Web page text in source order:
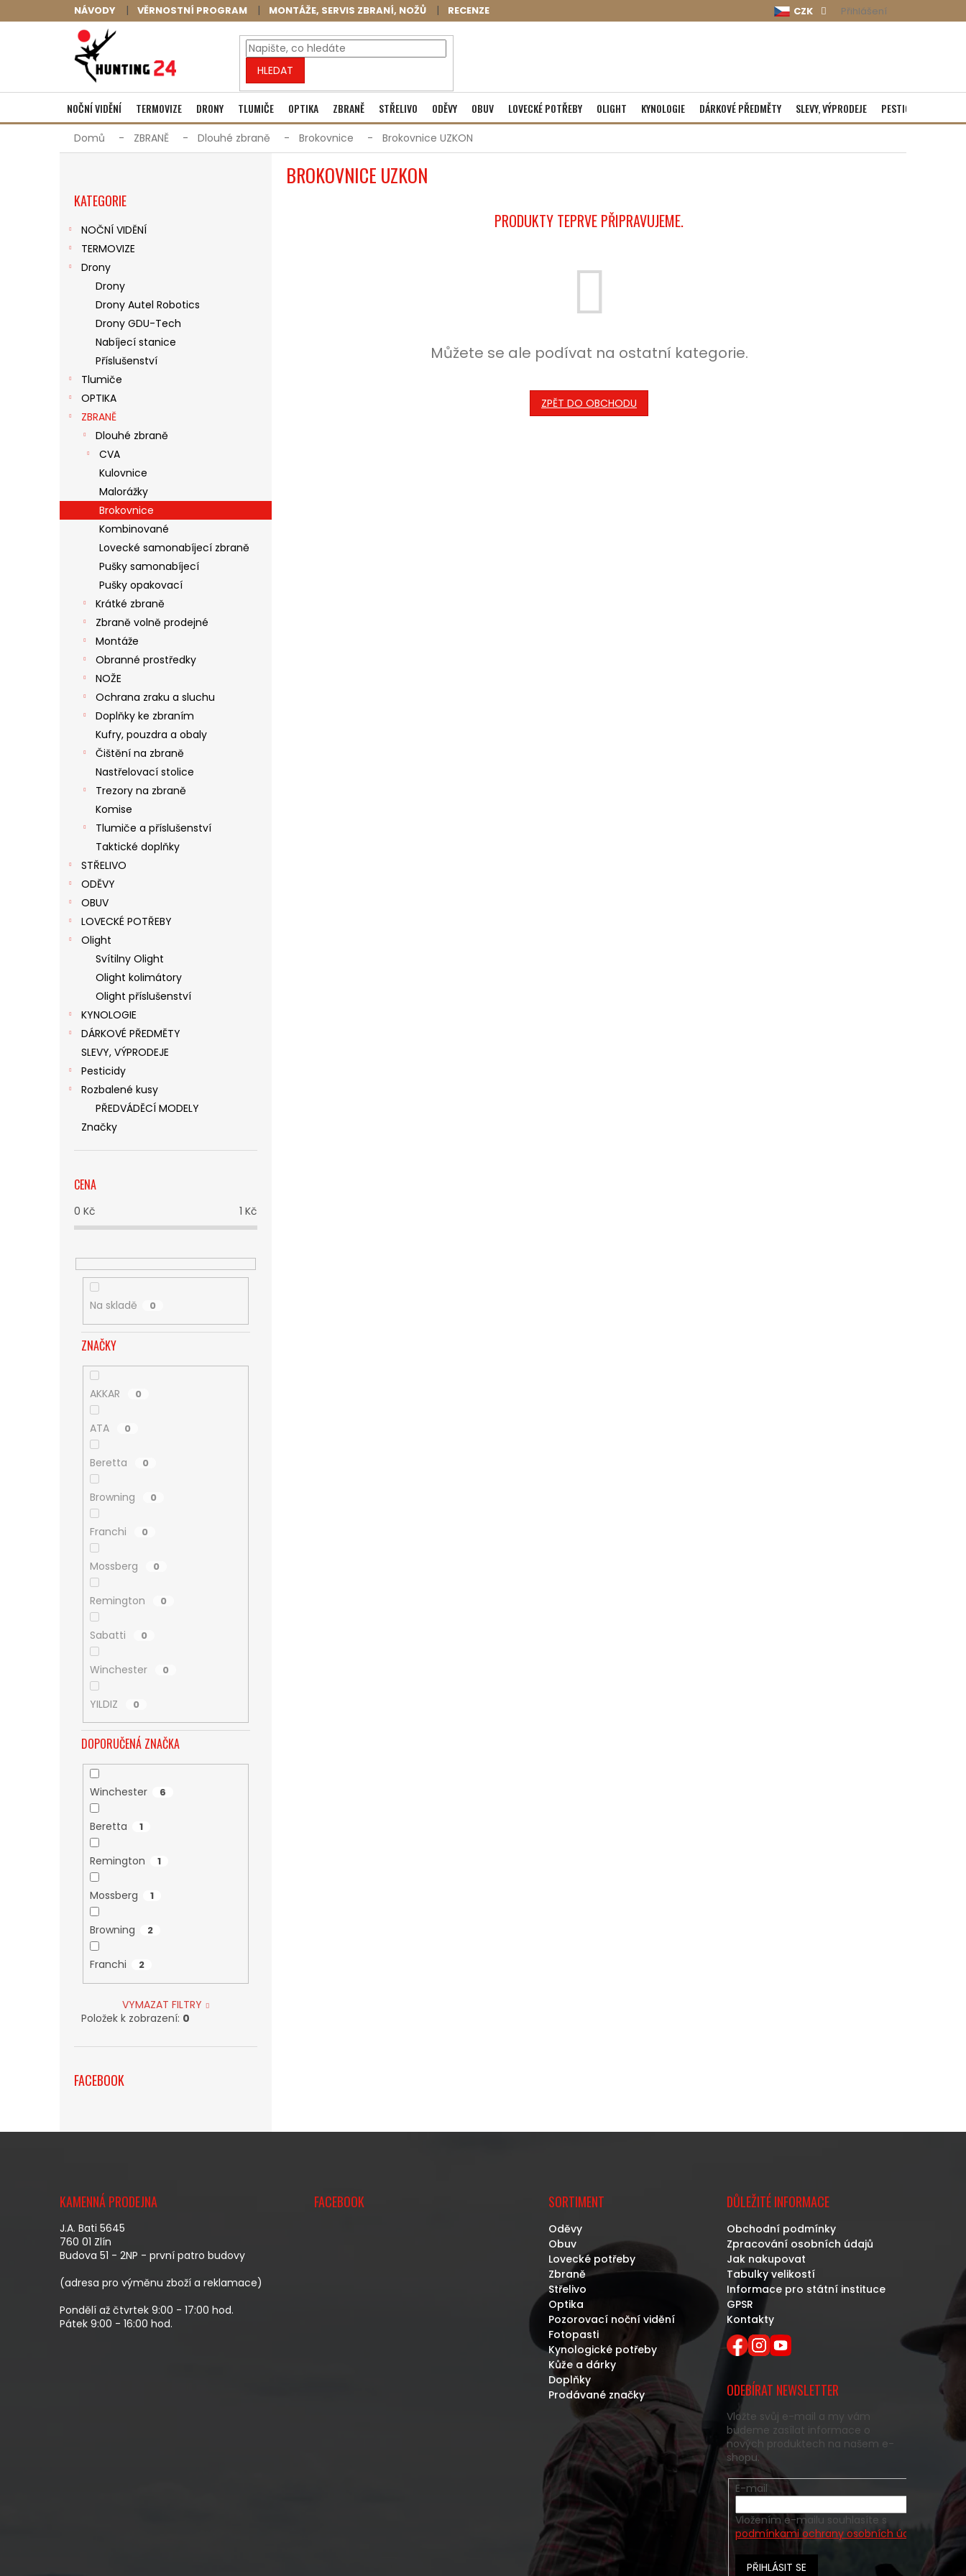
na
NÁVODY VĚRNOSTNÍ PROGRAM MONTÁŽE, SERVIS ZBRANÍ, NOŽŮ RECENZE CZK Přihlášení
HLEDAT
NÁKUPNÍ
KOŠÍK
Prázdný košík
NOČNÍ VIDĚNÍ TERMOVIZE DRONY TLUMIČE OPTIKA ZBRANĚ STŘELIVO ODĚVY OBUV LOVECKÉ POTŘEBY OLIGHT KYNOLOGIE DÁRKOVÉ PŘEDMĚTY SLEVY, VÝPRODEJE PESTICIDY
Domů ZBRANĚ Dlouhé zbraně Brokovnice Brokovnice UZKON
P
kategorie
KATEGORIE
NOČNÍ VIDĚNÍ
TERMOVIZE
Drony
Drony
Drony Autel Robotics
Drony GDU-Tech
Nabíjecí stanice
Příslušenství
Tlumiče
OPTIKA
ZBRANĚ
Dlouhé zbraně
CVA
Kulovnice
Malorážky
Brokovnice
Kombinované
Lovecké samonabíjecí zbraně
Pušky samonabíjecí
Pušky opakovací
Krátké zbraně
Zbraně volně prodejné
Montáže
Obranné prostředky
NOŽE
Ochrana zraku a sluchu
Doplňky ke zbraním
Kufry, pouzdra a obaly
Čištění na zbraně
Nastřelovací stolice
Trezory na zbraně
Komise
Tlumiče a příslušenství
Taktické doplňky
STŘELIVO
ODĚVY
OBUV
LOVECKÉ POTŘEBY
Olight
Svítilny Olight
Olight kolimátory
Olight příslušenství
KYNOLOGIE
DÁRKOVÉ PŘEDMĚTY
SLEVY, VÝPRODEJE
Pesticidy
Rozbalené kusy
PŘEDVÁDĚCÍ MODELY
Značky
CENA
0 Kč 1 Kč
Na skladě 0
ZNAČKY
AKKAR 0
ATA 0
Beretta 0
Browning 0
Franchi 0
Mossberg 0
Remington 0
Sabatti 0
Winchester 0
YILDIZ 0
DOPORUČENÁ ZNAČKA
Winchester 6
Beretta 1
Remington 1
Mossberg 1
Browning 2
Franchi 2
VYMAZAT FILTRY
Položek k zobrazení: 0
FACEBOOK
BROKOVNICE UZKON
PRODUKTY TEPRVE PŘIPRAVUJEME.
Můžete se ale podívat na ostatní kategorie.
ZPĚT DO OBCHODU
KAMENNÁ PRODEJNA
J.A. Bati 5645
760 01 Zlín
Budova 51 - 2NP - první patro budovy
(adresa pro výměnu zboží a reklamace)
Pondělí až čtvrtek 9:00 - 17:00 hod.
Pátek 9:00 - 16:00 hod.
FACEBOOK SORTIMENT
Oděvy
Obuv
Lovecké potřeby
Zbraně
Střelivo
Optika
Pozorovací noční vidění
Fotopasti
Kynologické potřeby
Kůže a dárky
Doplňky
Prodávané značky
DŮLEŽITÉ INFORMACE
Obchodní podmínky
Zpracování osobních údajů
Jak nakupovat
Tabulky velikostí
Informace pro státní instituce
GPSR
Kontakty
ODEBÍRAT NEWSLETTER
Vložte svůj e-mail a my vám
budeme zasílat informace o
nových produktech na našem e-
shopu.
E-mail
Vložením e-mailu souhlasíte s
podmínkami ochrany osobních údajů
PŘIHLÁSIT SE